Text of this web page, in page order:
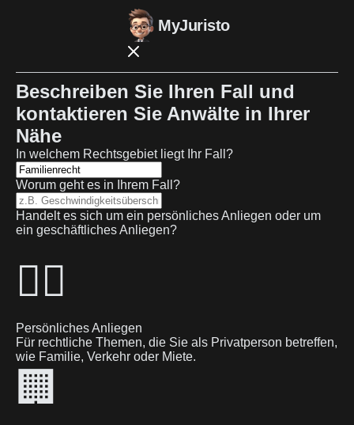
MyJuristo
Beschreiben Sie Ihren Fall und
kontaktieren Sie Anwälte in Ihrer
Nähe
In welchem Rechtsgebiet liegt Ihr Fall?
Worum geht es in Ihrem Fall?
Handelt es sich um ein persönliches Anliegen oder um
ein geschäftliches Anliegen?
🙋‍♂️
Persönliches Anliegen
Für rechtliche Themen, die Sie als Privatperson betreffen,
wie Familie, Verkehr oder Miete.
🏢